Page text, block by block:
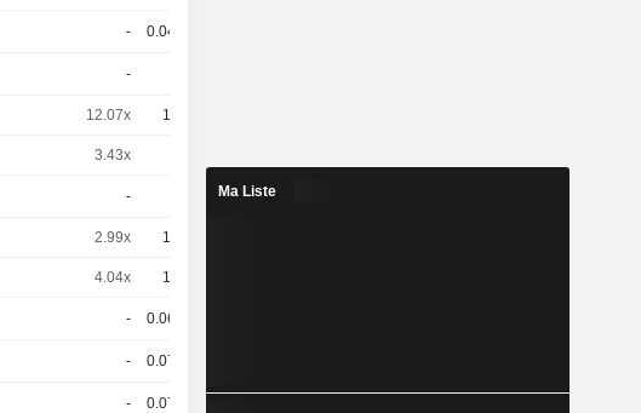
- 0.043
-
12.07x 10
3.43x
- 98.49 / 99.49
2.99x 10
4.04x 10
- 0.069
- 0.071
- 0.071
Ma Liste